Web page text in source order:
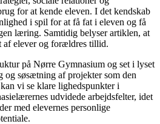
for at kende eleven. I det kendskab
i spil for at få fat i eleven og få
læring. Samtidig belyser artiklen, at
af elever og forældres tillid.
på Nørre Gymnasium og set i lyset
og søsætning af projekter som den
vi se klare lighedspunkter i
udvidede arbejdsfelter, idet
med elevernes personlige